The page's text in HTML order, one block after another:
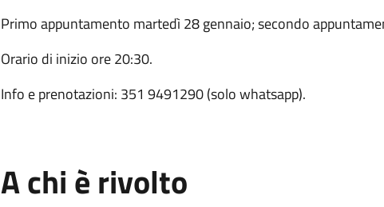
Primo appuntamento martedì 28 gennaio; secondo
Orario di inizio ore 20:30.
Info e prenotazioni: 351 9491290 (solo whatsapp).
A chi è rivolto